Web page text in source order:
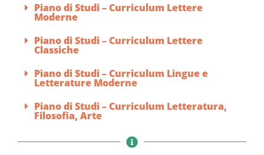
Piano di Studi – Curriculum Lettere
Moderne
Piano di Studi – Curriculum Lettere
Classiche
Piano di Studi – Curriculum Lingue e
Letterature Moderne
Piano di Studi – Curriculum Letteratura,
Filosofia, Arte